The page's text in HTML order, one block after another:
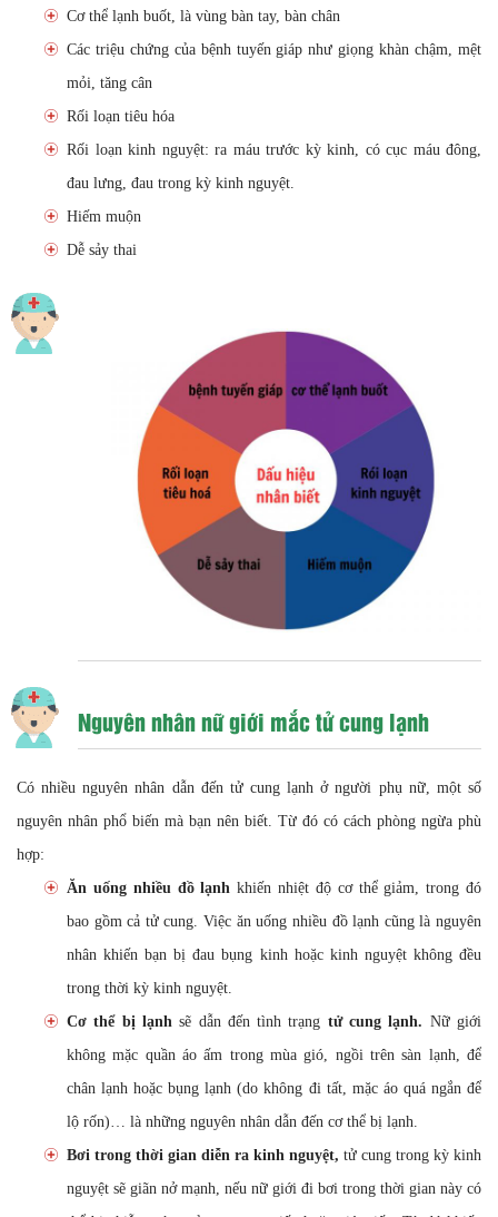
Cơ thể lạnh buốt, là vùng bàn tay, bàn chân
Các triệu chứng của bệnh tuyến giáp như giọng khàn chậm, mệt
mỏi, tăng cân
Rối loạn tiêu hóa
Rối loạn kinh nguyệt: ra máu trước kỳ kinh, có cục máu đông,
đau lưng, đau trong kỳ kinh nguyệt.
Hiếm muộn
Dễ sảy thai
Nguyên nhân nữ giới mắc tử cung lạnh
Có nhiều nguyên nhân dẫn đến tử cung lạnh ở người phụ nữ, một số
nguyên nhân phổ biến mà bạn nên biết. Từ đó có cách phòng ngừa phù
hợp:
Ăn uống nhiều đồ lạnh khiến nhiệt độ cơ thể giảm, trong đó
bao gồm cả tử cung. Việc ăn uống nhiều đồ lạnh cũng là nguyên
nhân khiến bạn bị đau bụng kinh hoặc kinh nguyệt không đều
trong thời kỳ kinh nguyệt.
Cơ thể bị lạnhsẽ dẫn đến tình trạng tử cung lạnh. Nữ giới
không mặc quần áo ấm trong mùa gió, ngồi trên sàn lạnh, để
chân lạnh hoặc bụng lạnh (do không đi tất, mặc áo quá ngắn để
lộ rốn)… là những nguyên nhân dẫn đến cơ thể bị lạnh.
Bơi trong thời gian diễn ra kinh nguyệt, tử cung trong kỳ kinh
nguyệt sẽ giãn nở mạnh, nếu nữ giới đi bơi trong thời gian này có